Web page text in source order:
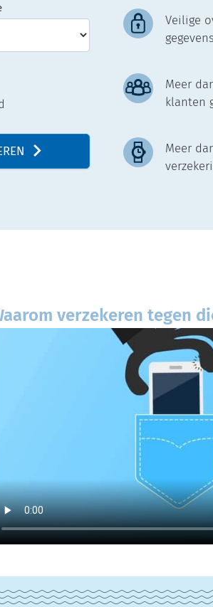
Veilige
Meer
klanten
Meer
verzekeren tegen